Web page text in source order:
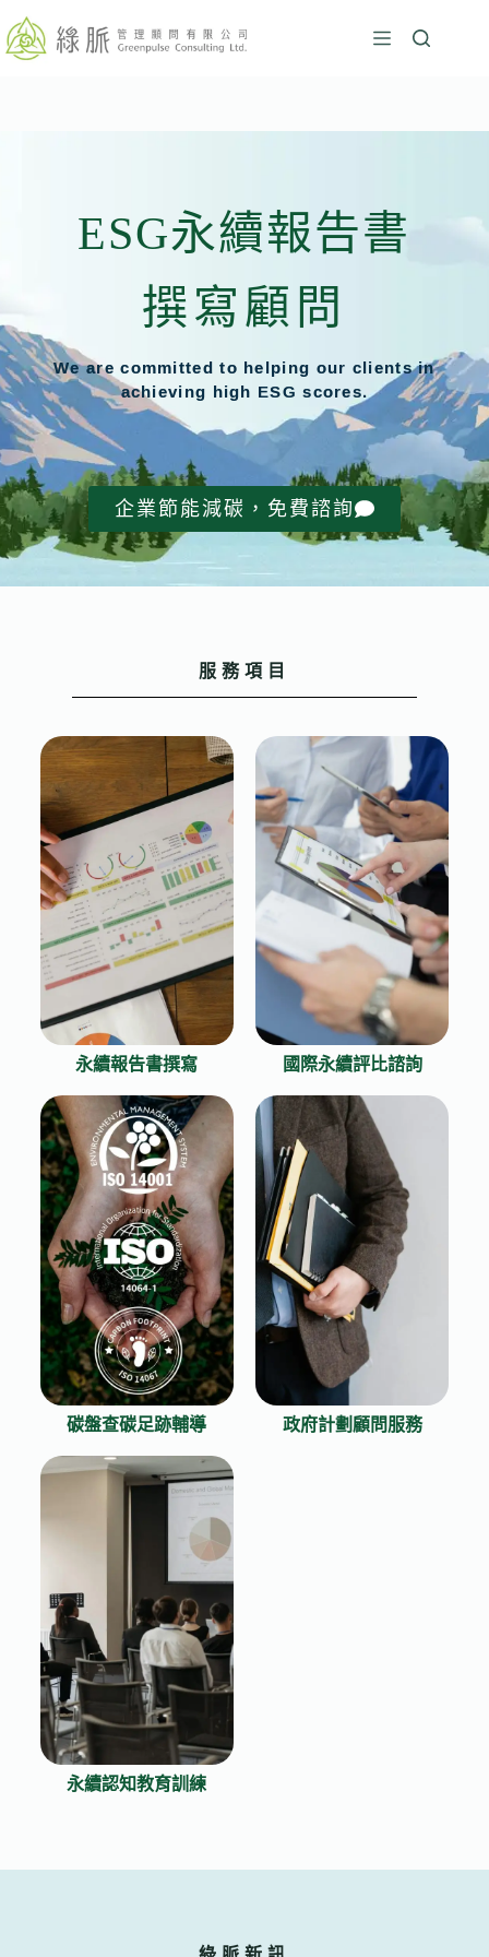
ESG永續報告書
撰寫顧問
We are committed to helping our clients in
achieving high ESG scores.
企業節能減碳，免費諮詢
服務項目
永續報告書撰寫 國際永續評比諮詢
碳盤查碳足跡輔導 政府計劃顧問服務
永續認知教育訓練